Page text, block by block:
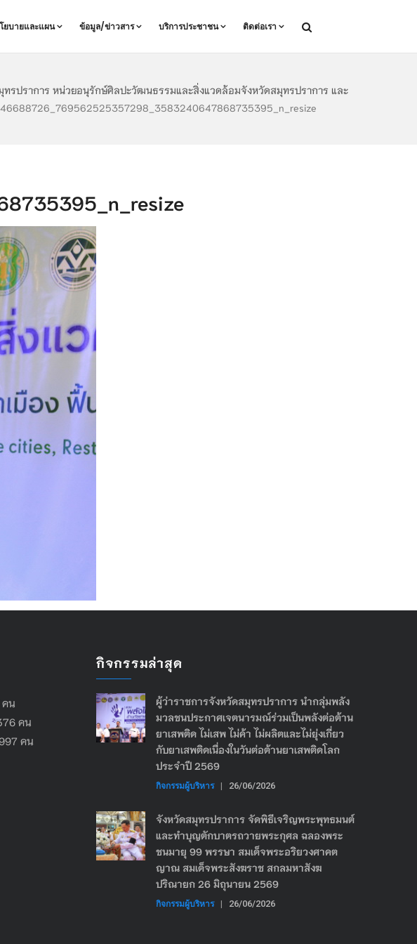
ยบายและแผน ข้อมูล/ข่าวสาร บริการประชาชน ติดต่อเรา
รปราการ หน่วยอนุรักษ์ศิลปะวัฒนธรรมและสิ่งแวดล้อมจังหวัดสมุทรปราการ และ
น
คน
คน
กิจกรรมล่าสุด
ผู้ว่าราชการจังหวัดสมุทรปราการ นำกลุ่มพลัง
มวลชนประกาศเจตนารมณ์ร่วมเป็นพลังต่อต้าน
ยาเสพติด ไม่เสพ ไม่ค้า ไม่ผลิตและไม่ยุ่งเกี่ยว
กับยาเสพติดเนื่องในวันต่อต้านยาเสพติดโลก
ประจำปี 2569
กิจกรรมผู้บริหาร | 26/06/2026
จังหวัดสมุทรปราการ จัดพิธีเจริญพระพุทธมนต์
และทำบุญตักบาตรถวายพระกุศล ฉลองพระ
ชนมายุ 99 พรรษา สมเด็จพระอริยวงศาคต
ญาณ สมเด็จพระสังฆราช สกลมหาสังฆ
ปริณายก 26 มิถุนายน 2569
กิจกรรมผู้บริหาร | 26/06/2026